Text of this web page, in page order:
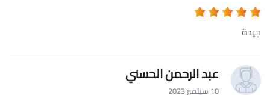
جيدة
عبد الرحمن الحسني
10 سبتمبر 2023